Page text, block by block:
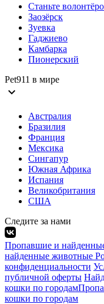
Станьте
Заозёрск
Зуевка
Гаджиево
Камбарка
Пионерский
Pet911 в мире
expand_more
Австралия
Бразилия
Франция
Мексика
Сингапур
Южная Африка
Испания
Великобритания
США
Следите за нами
Пропавшие и
найденные животные
конфиденциальности
публичной оферты
кошки по городам
кошки по городам